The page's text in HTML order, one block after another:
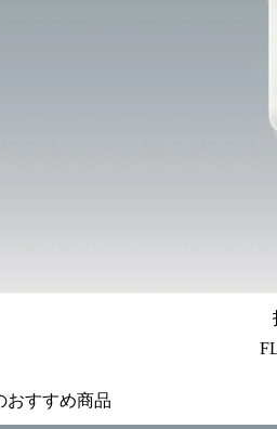
おすすめ商品